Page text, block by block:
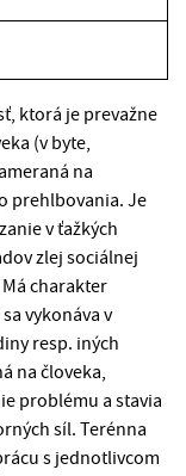
ktorá je prevažne
(v byte,
na
prehlbovania. Je
v ťažkých
zlej sociálnej
charakter
vykonáva v
resp. iných
na človeka,
problému a stavia
síl. Terénna
s jednotlivcom